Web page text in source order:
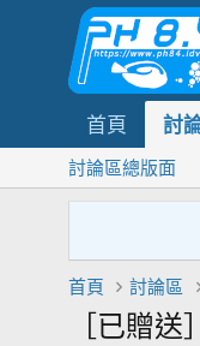
首頁 討
討論區總版面
首頁 討論區
［已贈